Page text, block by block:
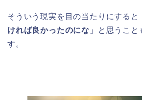
そういう現実を目の当たりにすると
ければ良かったのにな」
と思うこと
す。